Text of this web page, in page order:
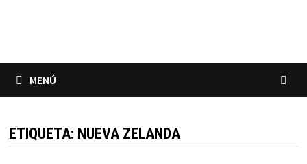
MENÚ
ETIQUETA: NUEVA ZELANDA